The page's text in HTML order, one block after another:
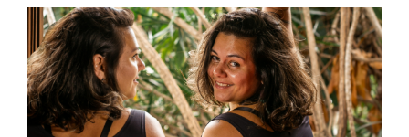
DOIS LADOS DA MESMA EU